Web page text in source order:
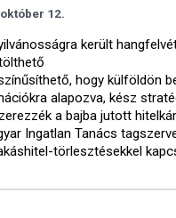
12.
került
hogy külföldön
alapozva, kész
a bajba jutott
Ingatlan Tanács
törlesztésekkel